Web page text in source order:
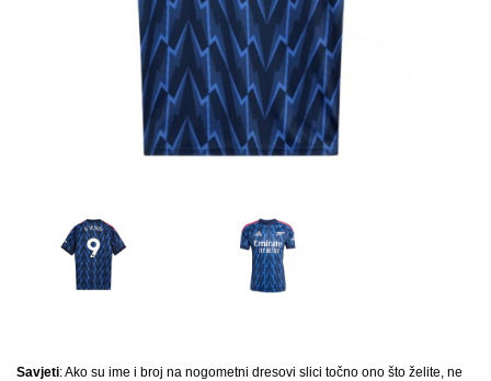
Savjeti: Ako su ime i broj na nogometni dresovi slici točno ono što želite, ne